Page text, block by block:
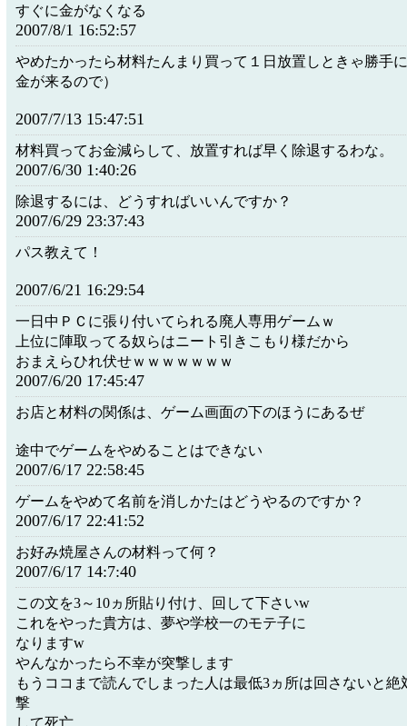
すぐに金がなくなる
2007/8/1 16:52:57
やめたかったら材料たんまり買って１日放置しときゃ勝手
金が来るので）
2007/7/13 15:47:51
材料買ってお金減らして、放置すれば早く除退するわな。
2007/6/30 1:40:26
除退するには、どうすればいいんですか？
2007/6/29 23:37:43
パス教えて！
2007/6/21 16:29:54
一日中ＰＣに張り付いてられる廃人専用ゲームｗ
上位に陣取ってる奴らはニート引きこもり様だから
おまえらひれ伏せｗｗｗｗｗｗｗ
2007/6/20 17:45:47
お店と材料の関係は、ゲーム画面の下のほうにあるぜ
途中でゲームをやめることはできない
2007/6/17 22:58:45
ゲームをやめて名前を消しかたはどうやるのですか？
2007/6/17 22:41:52
お好み焼屋さんの材料って何？
2007/6/17 14:7:40
この文を3～10ヵ所貼り付け、回して下さいw
これをやった貴方は、夢や学校一のモテ子に
なりますw
やんなかったら不幸が突撃します
もうココまで読んでしまった人は最低3ヵ所は回さないと絶
撃